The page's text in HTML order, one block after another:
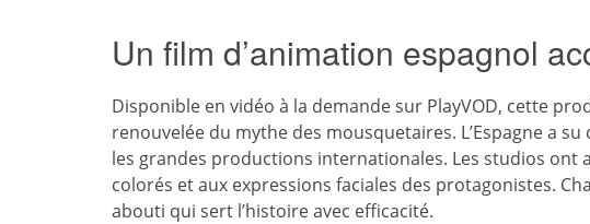
Un film d’animation espagnol
Disponible en vidéo à la demande sur PlayVOD, cette
renouvelée du mythe des mousquetaires. L’Espagne a
les grandes productions internationales. Les studios
colorés et aux expressions faciales des protagonistes.
abouti qui sert l’histoire avec efficacité.